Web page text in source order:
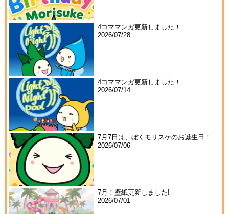
4コママンガ更新しました！
2026/07/28
4コママンガ更新しました！
2026/07/14
7月7日は、ぼくモリスケのお誕生日！
2026/07/06
7月！壁紙更新しました!
2026/07/01